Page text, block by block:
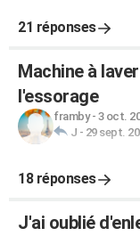
21 réponses
Machine à
l'essorage
framby- 3 oct.
J - 29 sept.
18 réponses
J'ai oublié